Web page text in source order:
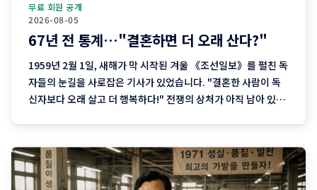
2026-08-05
무료 회원 공개
67년 전 통계…"결혼하면 더 오래 산다?"
1959년 2월 1일, 새해가 막 시작된 겨울 《조선일보》를 펼친 독
자들의 눈길을 사로잡은 기사가 있었습니다. "결혼한 사람이 독
신자보다 오래 살고 더 행복하다!" 전쟁의 상처가 아직 남아 있던
큰 관심을 끌었습니다. 당시에는